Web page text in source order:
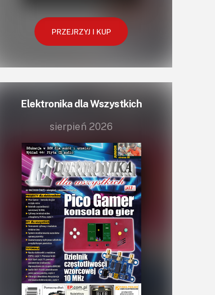
PRZEJRZYJ I KUP
Elektronika dla Wszystkich
sierpień 2026